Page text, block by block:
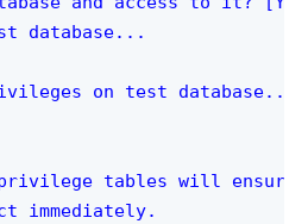
database...
on test database...
tables will ensure
immediately.